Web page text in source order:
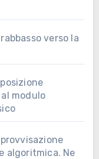
verso la
modulo
algoritmica. Ne